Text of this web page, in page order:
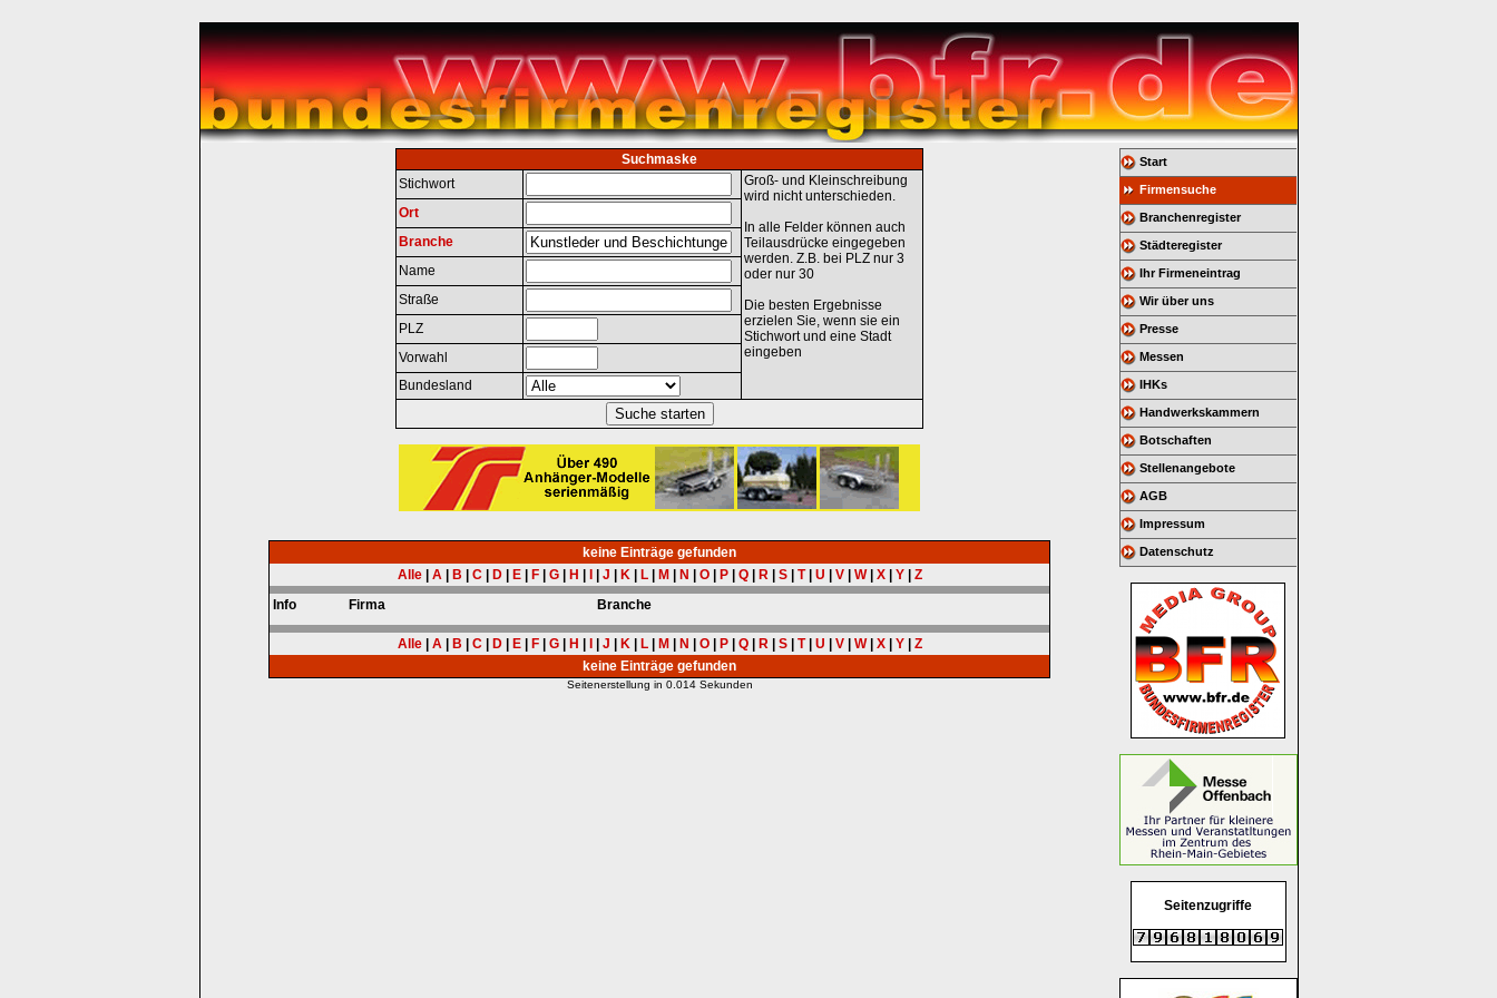
Suchmaske
Stichwort
Groß- und Kleinschreibung
wird nicht unterschieden.
In alle Felder können auch
Teilausdrücke eingegeben
werden. Z.B. bei PLZ nur 3
oder nur 30
Die besten Ergebnisse
erzielen Sie, wenn sie ein
Stichwort und eine Stadt
eingeben
Ort
Branche
Name
Straße
PLZ
Vorwahl
Bundesland
keine Einträge gefunden
Alle| A| B C| D| E| F| G| H J K| L| M N O| P| Q| R| S| T| U V| W| X| Y| Z
Info
Firma Branche
Alle| A| B C| D| E| F| G| H J K| L| M N O| P| Q| R| S| T| U V| W| X| Y| Z
keine Einträge gefunden
Seitenerstellung in 0.014 Sekunden
Start
Firmensuche
Branchenregister
Städteregister
Ihr Firmeneintrag
Wir über uns
Presse
Messen
IHKs
Handwerkskammern
Botschaften
Stellenangebote
AGB
Impressum
Datenschutz
Seitenzugriffe